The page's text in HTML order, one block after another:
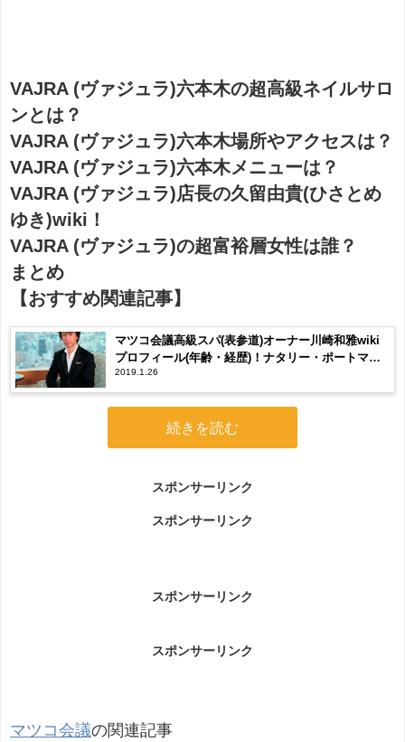
VAJRA (ヴァジュラ)六本木の超高級ネイルサロ
ンとは？
VAJRA (ヴァジュラ)六本木場所やアクセスは？
VAJRA (ヴァジュラ)六本木メニューは？
VAJRA (ヴァジュラ)店長の久留由貴(ひさとめ
ゆき)wiki！
VAJRA (ヴァジュラ)の超富裕層女性は誰？
まとめ
【おすすめ関連記事】
マツコ会議高級スパ(表参道)オーナー川崎和雅wiki
プロフィール(年齢・経歴)！ナタリー・ポートマン
になりたい女性は誰？【 Le Spa de KAZUMASA
KAWASAKI(ルスパドゥカズマサカワサキ)】
2019.1.26
続きを読む
スポンサーリンク
スポンサーリンク
スポンサーリンク
スポンサーリンク
マツコ会議の関連記事